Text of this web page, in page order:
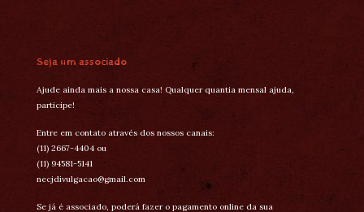
Seja um associado
Ajude ainda mais a nossa casa! Qualquer quantia mensal ajuda,
participe!
Entre em contato através dos nossos canais:
(11) 2667-4404 ou
(11) 94581-5141
necjdivulgacao@gmail.com
Se já é associado, poderá fazer o pagamento online da sua